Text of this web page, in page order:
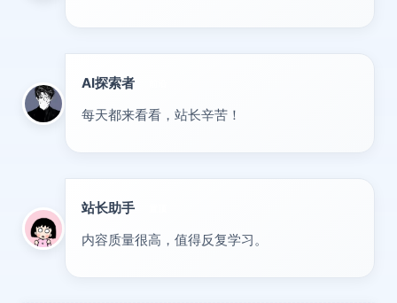
AI探索者
每天都来看看，站长辛苦！
站长助手
内容质量很高，值得反复学习。